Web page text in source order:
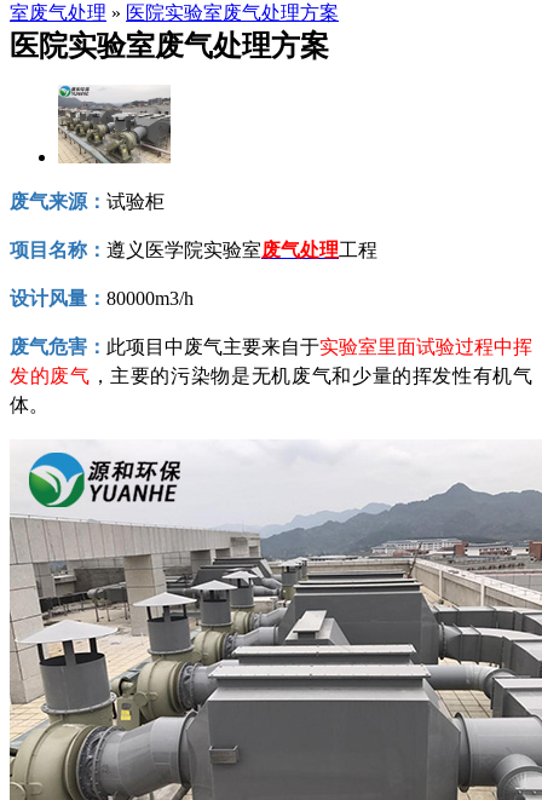
室废气处理 » 医院实验室废气处理方案
医院实验室废气处理方案
废气来源： 试验柜
项目名称： 遵义医学院实验室废气处理工程
设计风量： 80000m3/h
废气危害： 此项目中废气主要来自于实验室里面试验过程中挥
发的废气 ，主要的污染物是无机废气和少量的挥发性有机气
体。